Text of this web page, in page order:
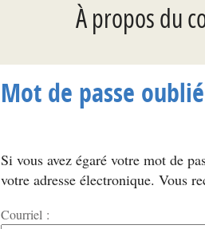
À propos du
Mot de passe oublié
Si vous avez égaré votre mot de
votre adresse électronique. Vous
Courriel :